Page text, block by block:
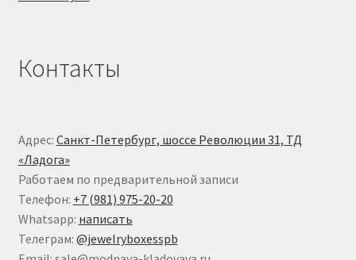
Контакты
Адрес: Санкт-Петербург, шоссе Революции 31, ТД
«Ладога»
Работаем по предварительной записи
Телефон: +7 (981) 975-20-20
Whatsapp: написать
Телеграм: @jewelryboxesspb